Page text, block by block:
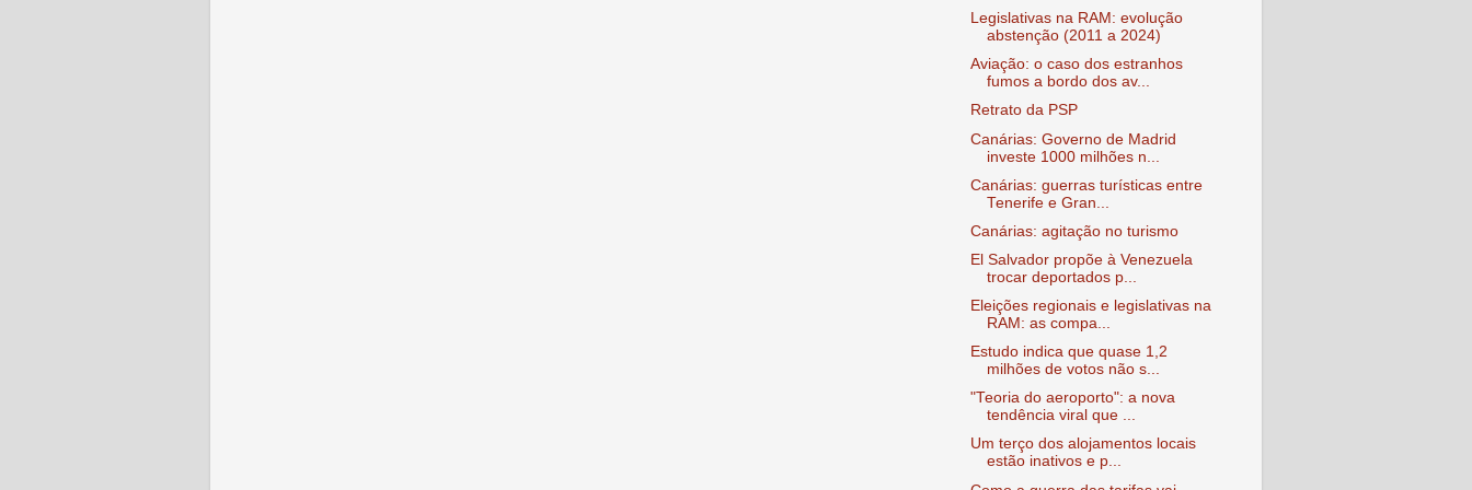
Legislativas na RAM: evolução
abstenção (2011 a 2024)
Aviação: o caso dos estranhos
fumos a bordo dos av...
Retrato da PSP
Canárias: Governo de Madrid
investe 1000 milhões n...
Canárias: guerras turísticas entre
Tenerife e Gran...
Canárias: agitação no turismo
El Salvador propõe à Venezuela
trocar deportados p...
Eleições regionais e legislativas na
RAM: as compa...
Estudo indica que quase 1,2
milhões de votos não s...
"Teoria do aeroporto": a nova
tendência viral que ...
Um terço dos alojamentos locais
estão inativos e p...